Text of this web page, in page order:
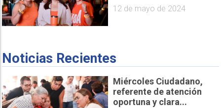
12 de mayo de 2024
Noticias Recientes
Miércoles Ciudadano,
referente de atención
oportuna y clara...